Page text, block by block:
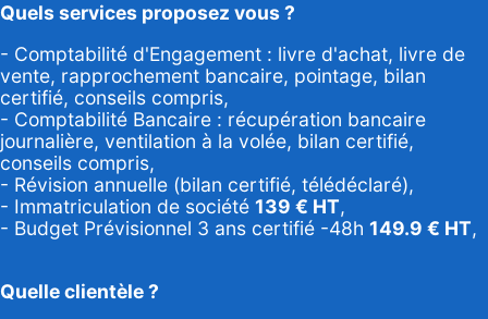
Quels services proposez vous ?
- Comptabilité d'Engagement : livre d'achat, livre de
vente, rapprochement bancaire, pointage, bilan
certifié, conseils compris,
- Comptabilité Bancaire : récupération bancaire
journalière, ventilation à la volée, bilan certifié,
conseils compris,
- Révision annuelle (bilan certifié, télédéclaré),
- Immatriculation de société 139 € HT,
- Budget Prévisionnel 3 ans certifié -48h 149.9 € HT,
Quelle clientèle ?